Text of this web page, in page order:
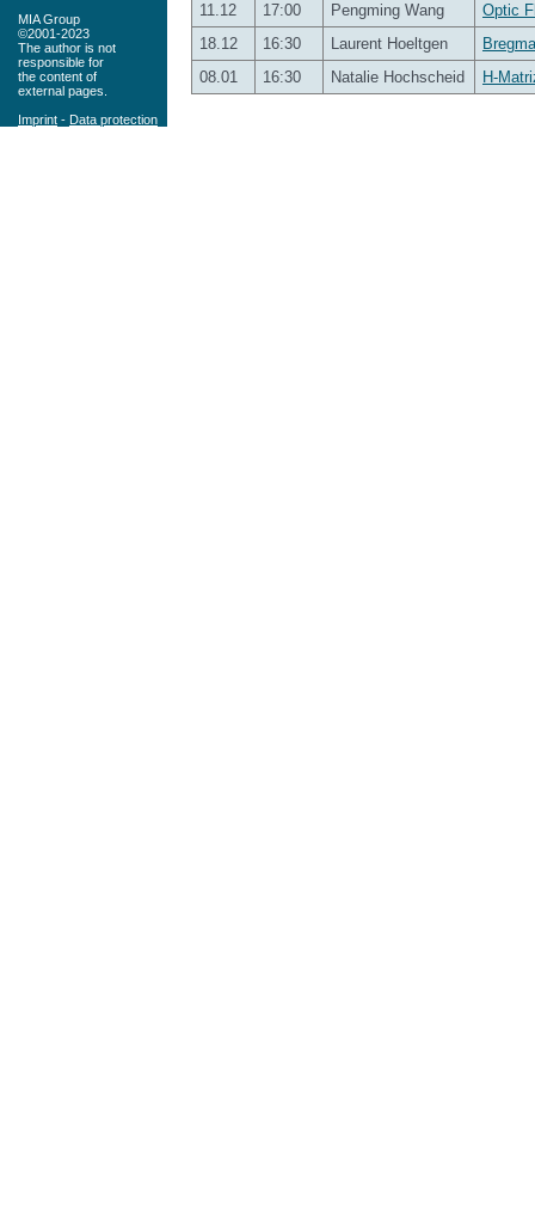
11.12
17:00 Pengming Wang
Optic
18.12
16:30 Laurent Hoeltgen
08.01
16:30 Natalie Hochscheid H-
MIA Group
©2001-2023
The author is not
responsible for
the content of
external pages.
Imprint - Data protection